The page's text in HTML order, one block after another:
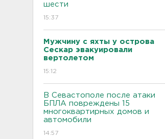
шести
15:37
Мужчину с яхты у острова
Сескар эвакуировали
вертолетом
15:12
В Севастополе после атаки
БПЛА повреждены 15
многоквартирных домов и
автомобили
14:57